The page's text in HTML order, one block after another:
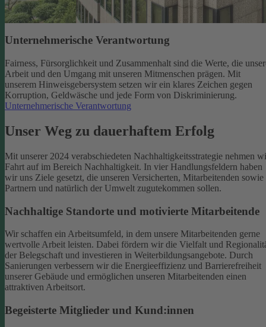
Unternehmerische Verantwortung
Fairness, Fürsorglichkeit und Zusammenhalt sind die Werte, die
Arbeit und den Umgang mit unseren Mitmenschen prägen. Mit
unserem Hinweisgebersystem setzen wir ein klares Zeichen gegen
Korruption, Geldwäsche und jede Form von Diskriminierung.
Unternehmerische Verantwortung
Unser Weg zu dauerhaftem Erfolg
Mit unserer 2024 verabschiedeten Nachhaltigkeitsstrategie nehmen
Fahrt auf im Bereich Nachhaltigkeit. In vier Handlungsfeldern haben
wir uns Ziele gesetzt, die unseren Versicherten, Mitarbeitenden sowie
Partnern und natürlich der Umwelt zugutekommen sollen.
Nachhaltige Standorte und motivierte Mitarbeitende
Wir schaffen ein Arbeitsumfeld, in dem unsere Mitarbeitenden gerne
wertvolle Arbeit leisten. Dabei fördern wir die Vielfalt und
der Belegschaft und investieren in Weiterbildungsangebote. Durch
Sanierungen verbessern wir die Energieeffizienz und Barrierefreiheit
unserer Gebäude und ermöglichen unseren Mitarbeitenden einen
attraktiven Arbeitsort.
Begeisterte Mitglieder und Kund:innen